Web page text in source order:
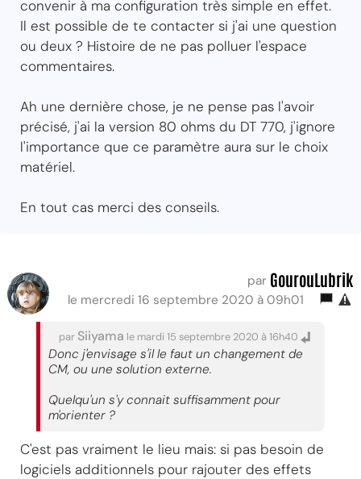
convenir à ma configuration très simple en effet.
Il est possible de te contacter si j'ai une question
ou deux ? Histoire de ne pas polluer l'espace
commentaires.
Ah une dernière chose, je ne pense pas l'avoir
précisé, j'ai la version 80 ohms du DT 770, j'ignore
l'importance que ce paramètre aura sur le choix
matériel.
En tout cas merci des conseils.
par GourouLubrik
le mercredi 16 septembre 2020 à 09h01
par Siiyama le mardi 15 septembre 2020 à 16h40
Donc j'envisage s'il le faut un changement de
CM, ou une solution externe.
Quelqu'un s'y connait suffisamment pour
m'orienter ?
C'est pas vraiment le lieu mais: si pas besoin de
logiciels additionnels pour rajouter des effets